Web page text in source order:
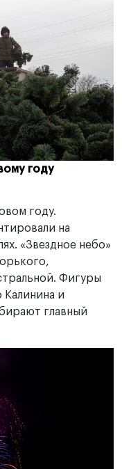
году
году.
на
«Звездное небо»
Фигуры
Калинина и
главный